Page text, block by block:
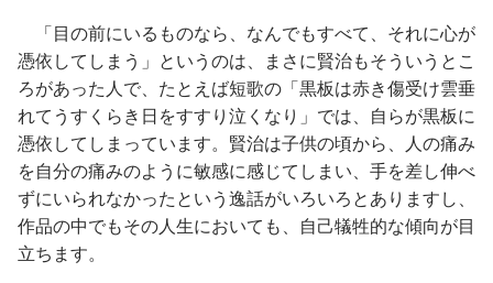
「目の前にいるものなら、なんでもすべて、それに心が
憑依してしまう」というのは、まさに賢治もそういうとこ
ろがあった人で、たとえば短歌の「黒板は赤き傷受け雲垂
れてうすくらき日をすすり泣くなり」では、自らが黒板に
憑依してしまっています。賢治は子供の頃から、人の痛み
を自分の痛みのように敏感に感じてしまい、手を差し伸べ
ずにいられなかったという逸話がいろいろとありますし、
作品の中でもその人生においても、自己犠牲的な傾向が目
立ちます。